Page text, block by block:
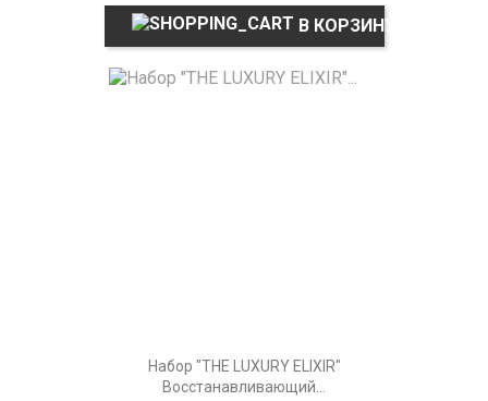
В КОРЗИНУ
Набор "THE LUXURY ELIXIR"
Восстанавливающий...